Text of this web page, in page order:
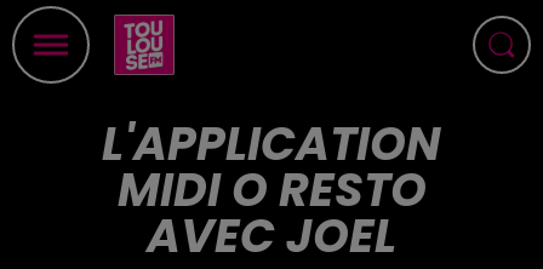
L'APPLICATION
MIDI O RESTO
AVEC JOEL